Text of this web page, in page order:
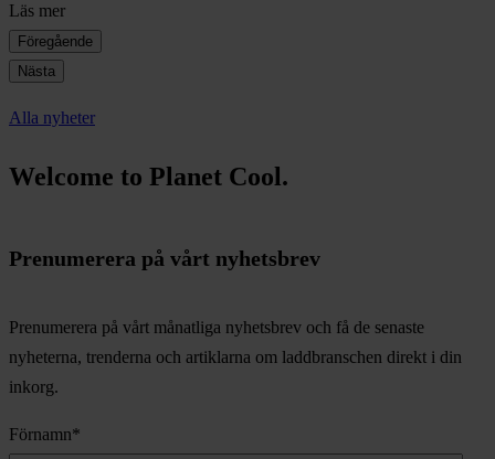
Läs mer
Föregående
Nästa
Alla nyheter
Welcome to Planet Cool.
Prenumerera på vårt nyhetsbrev
Prenumerera på vårt månatliga nyhetsbrev och få de senaste
nyheterna, trenderna och artiklarna om laddbranschen direkt i din
inkorg.
Förnamn*